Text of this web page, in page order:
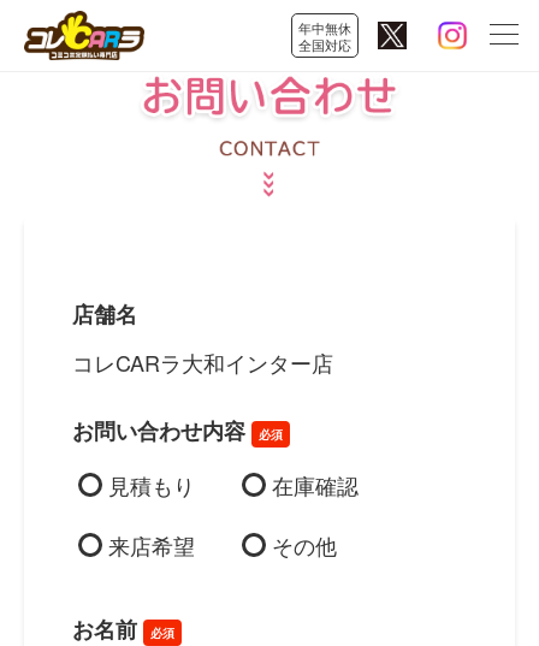
年中無休
全国対応
店舗名
コレCARラ大和インター店
お問い合わせ内容 必須
見積もり
在庫確認
来店希望
その他
お名前 必須